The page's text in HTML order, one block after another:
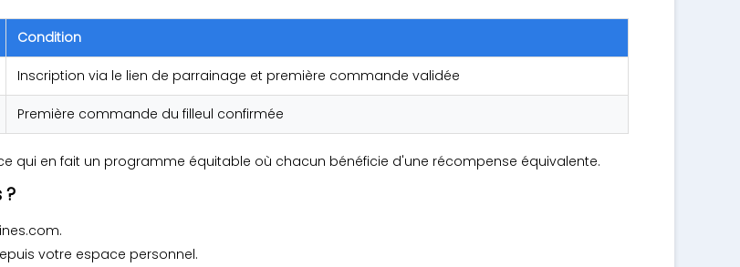
Condition
Inscription via le lien de parrainage et première commande validée
Première commande du filleul confirmée
qui en fait un programme équitable où chacun bénéficie d'une récompense équivalente.
votre espace personnel.